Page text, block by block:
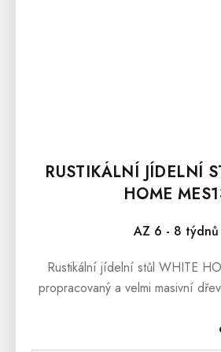
RUSTIKÁLNÍ JÍDELNÍ
HOME
AZ 6 - 8 týdnů
Rustikální jídelní stůl WHITE
propracovaný a velmi masivní
jídelny